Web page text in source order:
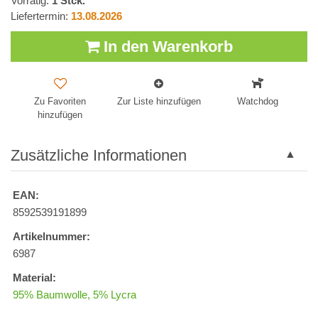
Liefertermin: 13.08.2026
In den Warenkorb
Zu Favoriten
hinzufügen
Zur Liste hinzufügen Watchdog
Zusätzliche Informationen
EAN:
8592539191899
Artikelnummer:
6987
Material:
95% Baumwolle, 5% Lycra